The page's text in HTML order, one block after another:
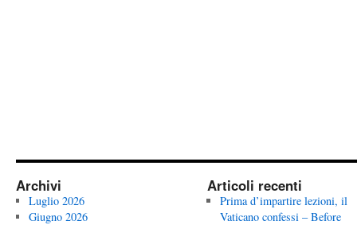
Archivi
Luglio 2026
Giugno 2026
Articoli recenti
Prima d’impartire lezioni, il
Vaticano confessi – Before